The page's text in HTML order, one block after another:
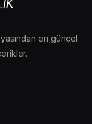
en güncel